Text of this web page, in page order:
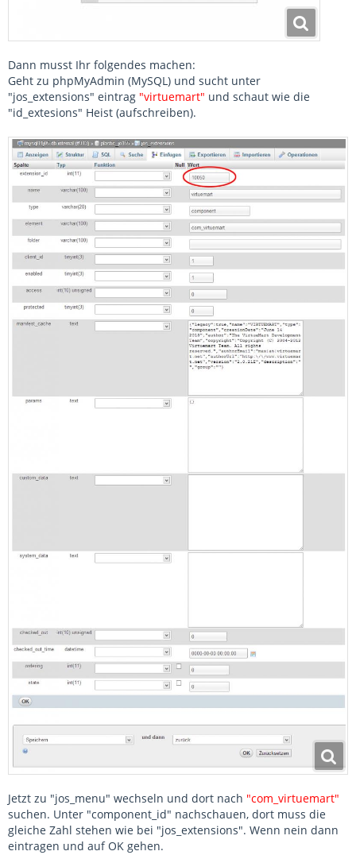
Dann musst Ihr folgendes machen:
Geht zu phpMyAdmin (MySQL) und sucht unter
"jos_extensions" eintrag "virtuemart" und schaut wie die
"id_extesions" Heist (aufschreiben).
Jetzt zu "jos_menu" wechseln und dort nach "com_virtuemart"
suchen. Unter "component_id" nachschauen, dort muss die
gleiche Zahl stehen wie bei "jos_extensions". Wenn nein dann
eintragen und auf OK gehen.